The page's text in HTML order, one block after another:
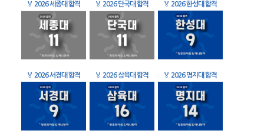
🏅 2026 세종대 합격 🏅 2026 단국대 합격 🏅 2026 한성대 합격
🏅 2026 서경대 합격 🏅 2026 삼육대 합격 🏅 2026 명지대 합격